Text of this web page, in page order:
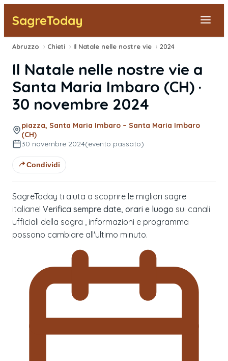
SagreToday
Segnala una sagra
Tutte le Sagre
Vicino a Me
Abruzzo › Chieti › Il Natale nelle nostre vie › 2024
Il Natale nelle nostre vie a
Santa Maria Imbaro (CH) ·
30 novembre 2024
piazza, Santa Maria Imbaro – Santa Maria Imbaro
(CH)
30 novembre 2024(evento passato)
Condividi
SagreToday ti aiuta a scoprire le migliori sagre
italiane! Verifica sempre date, orari e luogo sui canali
ufficiali della sagra , informazioni e programma
possono cambiare all'ultimo minuto.